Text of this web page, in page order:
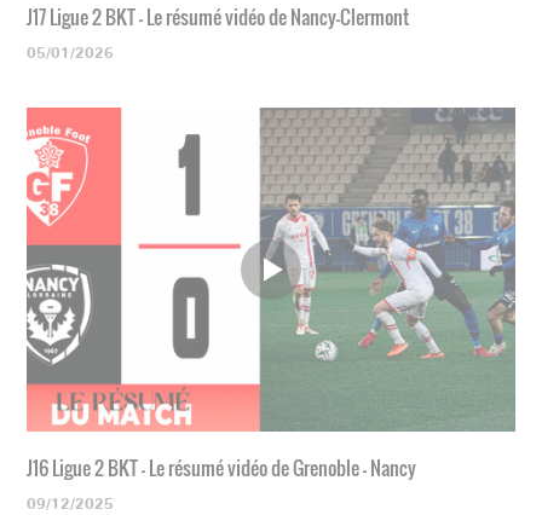
J17 Ligue 2 BKT - Le résumé vidéo de Nancy-Clermont
05/01/2026
J16 Ligue 2 BKT - Le résumé vidéo de Grenoble - Nancy
09/12/2025